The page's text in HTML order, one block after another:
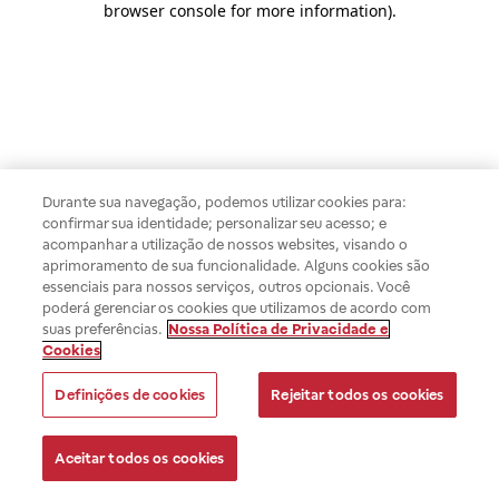
browser console for more information).
Durante sua navegação, podemos utilizar cookies para:
confirmar sua identidade; personalizar seu acesso; e
acompanhar a utilização de nossos websites, visando o
aprimoramento de sua funcionalidade. Alguns cookies são
essenciais para nossos serviços, outros opcionais. Você
poderá gerenciar os cookies que utilizamos de acordo com
suas preferências. Nossa Política de Privacidade e
Cookies
Definições de cookies Rejeitar todos os cookies
Aceitar todos os cookies